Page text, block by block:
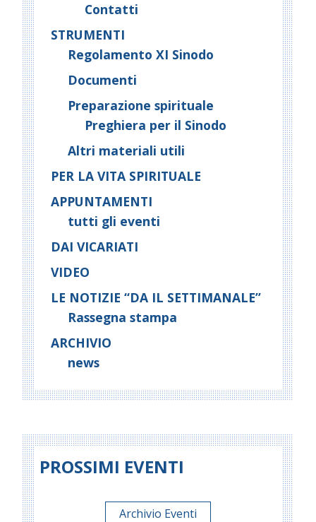
Contatti
STRUMENTI
Regolamento XI Sinodo
Documenti
Preparazione spirituale
Preghiera per il Sinodo
Altri materiali utili
PER LA VITA SPIRITUALE
APPUNTAMENTI
tutti gli eventi
DAI VICARIATI
VIDEO
LE NOTIZIE “DA IL SETTIMANALE”
Rassegna stampa
ARCHIVIO
news
PROSSIMI EVENTI
Archivio Eventi